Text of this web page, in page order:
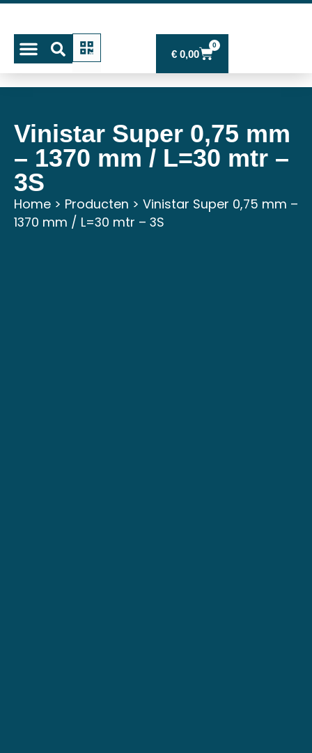
€ 0,00
0
Vinistar Super 0,75 mm
– 1370 mm / L=30 mtr –
3S
Home > Producten > Vinistar Super 0,75 mm –
1370 mm / L=30 mtr – 3S